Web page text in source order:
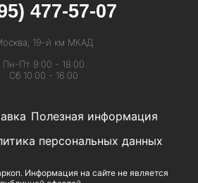
Полезная информация
персональных данных
Информация на сайте не является
477-57-07
19-й км МКАД
Пн-Пт 9:00 - 18:00
Сб 10:00 - 16:00